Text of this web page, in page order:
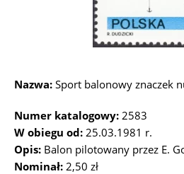
Nazwa: Sport balonowy znaczek
Numer katalogowy: 2583
W obiegu od: 25.03.1981 r.
Opis: Balon pilotowany przez E.
Nominał: 2,50 zł